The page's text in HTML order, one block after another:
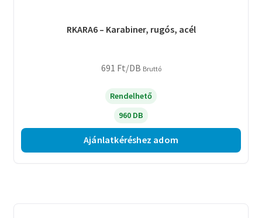
RKARA6 – Karabiner, rugós, acél
691 Ft/DB Bruttó
Rendelhető
960 DB
Ajánlatkéréshez adom